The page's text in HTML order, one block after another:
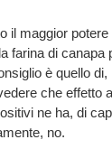
il maggior
farina di canapa
è quello di,
che effetto
ne ha, di
no.